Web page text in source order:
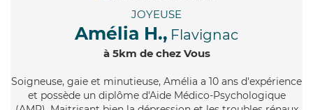
JOYEUSE
Amélia H., Flavignac
à 5km de chez Vous
Soigneuse, gaie et minutieuse, Amélia a 10 ans d'expérience
et possède un diplôme d'Aide Médico-Psychologique